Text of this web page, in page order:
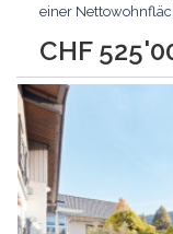
CHF
einer
und individuelle
geschickt über die